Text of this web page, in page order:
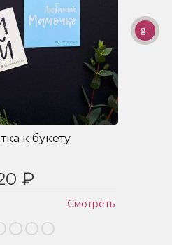
к букету
₽
Смотреть